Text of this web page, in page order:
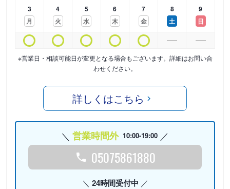
3
月
4
火
5
水
6
木
7
金
8
土
9
日
※営業日・相談可能日が変更となる場合もございます。詳細はお問い合
わせください。
詳しくはこちら
営業時間外 10:00-19:00
05075861880
24時間受付中